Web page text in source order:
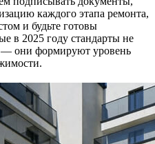
каждого этапа ремонта,
и будьте готовы
в 2025 году стандарты не
— они формируют уровень